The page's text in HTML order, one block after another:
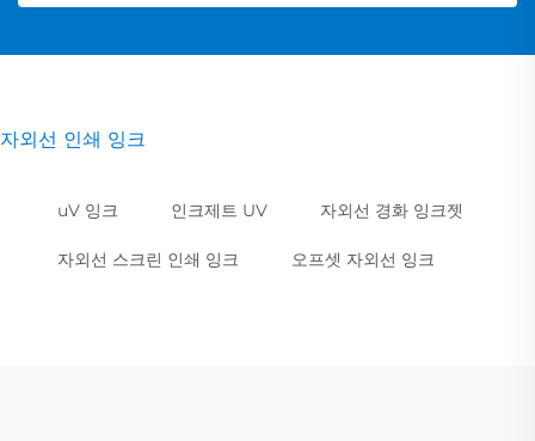
자외선 인쇄 잉크
uV 잉크 인크제트 UV 자외선 경화 잉크젯
자외선 스크린 인쇄 잉크 오프셋 자외선 잉크